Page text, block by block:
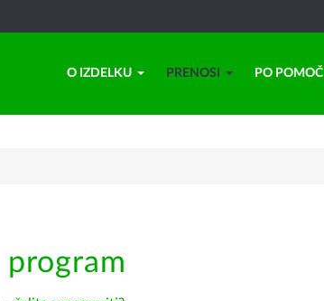
O IZDELKU PRENOSI PO POMOČ